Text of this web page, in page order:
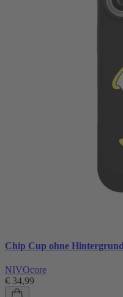
Chip Cup ohne Hintergrund
NIVOcore
€ 34,99